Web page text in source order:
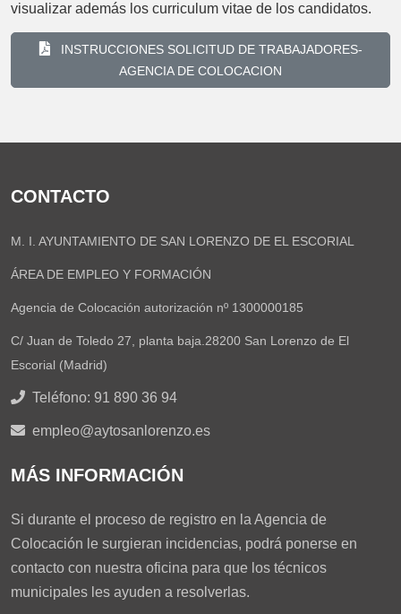
visualizar además los curriculum vitae de los candidatos.
INSTRUCCIONES SOLICITUD DE TRABAJADORES-
AGENCIA DE COLOCACION
CONTACTO
M. I. AYUNTAMIENTO DE SAN LORENZO DE EL ESCORIAL
ÁREA DE EMPLEO Y FORMACIÓN
Agencia de Colocación autorización nº 1300000185
C/ Juan de Toledo 27, planta baja.28200 San Lorenzo de El
Escorial (Madrid)
Teléfono: 91 890 36 94
empleo@aytosanlorenzo.es
MÁS INFORMACIÓN
Si durante el proceso de registro en la Agencia de
Colocación le surgieran incidencias, podrá ponerse en
contacto con nuestra oficina para que los técnicos
municipales les ayuden a resolverlas.